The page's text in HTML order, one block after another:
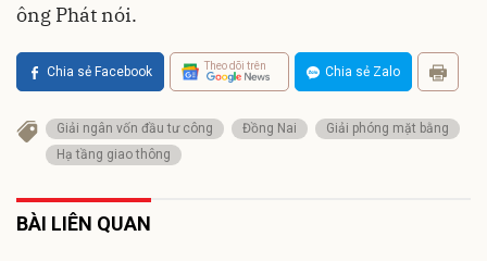
ông Phát nói.
Chia sẻ Facebook Theo dõi trên Chia sẻ Zalo
Giải ngân vốn đầu tư công Đồng Nai
Giải phóng mặt bằng
Hạ tầng giao thông
BÀI LIÊN QUAN